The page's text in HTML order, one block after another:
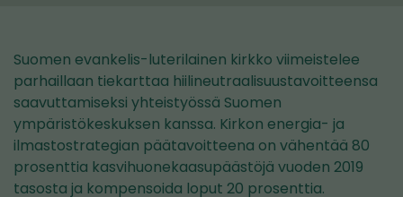
Suomen evankelis-luterilainen kirkko viimeistelee
parhaillaan tiekarttaa hiilineutraalisuustavoitteensa
saavuttamiseksi yhteistyössä Suomen
ympäristökeskuksen kanssa. Kirkon energia- ja
ilmastostrategian päätavoitteena on vähentää 80
prosenttia kasvihuonekaasupäästöjä vuoden 2019
tasosta ja kompensoida loput 20 prosenttia.